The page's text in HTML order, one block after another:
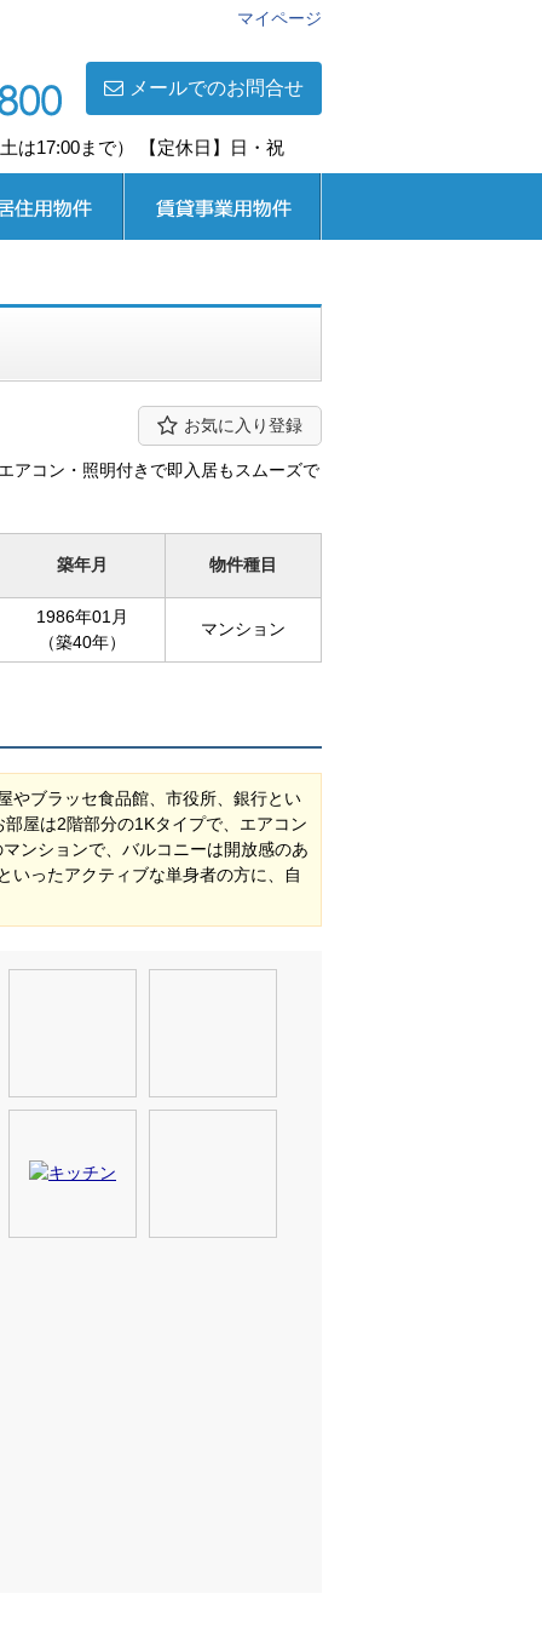
マイページ
メールでのお問合せ
は17:00まで） 【定休日】日・祝
お気に入り登録
アコン・照明付きで即入居もスムーズで
築年月 物件種目
1986年01月
（築40年）
マンション
やブラッセ食品館、市役所、銀行とい
屋は2階部分の1Kタイプで、エアコン
ンションで、バルコニーは開放感のあ
いったアクティブな単身者の方に、自